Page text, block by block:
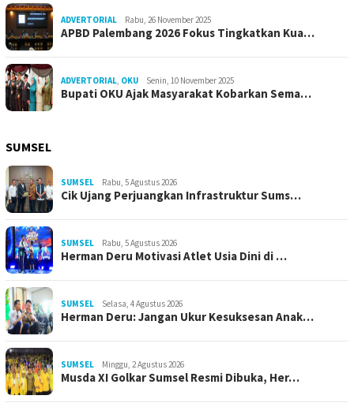
ADVERTORIAL Rabu, 26 November 2025
APBD Palembang 2026 Fokus Tingkatkan Kua…
ADVERTORIAL, OKU Senin, 10 November 2025
Bupati OKU Ajak Masyarakat Kobarkan Sema…
SUMSEL
SUMSEL Rabu, 5 Agustus 2026
Cik Ujang Perjuangkan Infrastruktur Sums…
SUMSEL Rabu, 5 Agustus 2026
Herman Deru Motivasi Atlet Usia Dini di …
SUMSEL Selasa, 4 Agustus 2026
Herman Deru: Jangan Ukur Kesuksesan Anak…
SUMSEL Minggu, 2 Agustus 2026
Musda XI Golkar Sumsel Resmi Dibuka, Her…